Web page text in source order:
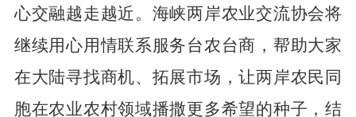
心交融越走越近。海峡两岸农业交流协会将
继续用心用情联系服务台农台商，帮助大家
在大陆寻找商机、拓展市场，让两岸农民同
胞在农业农村领域播撒更多希望的种子，结